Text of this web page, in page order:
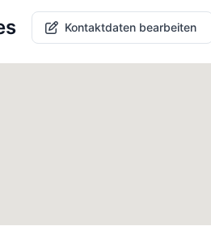
Kontaktdaten bearbeiten